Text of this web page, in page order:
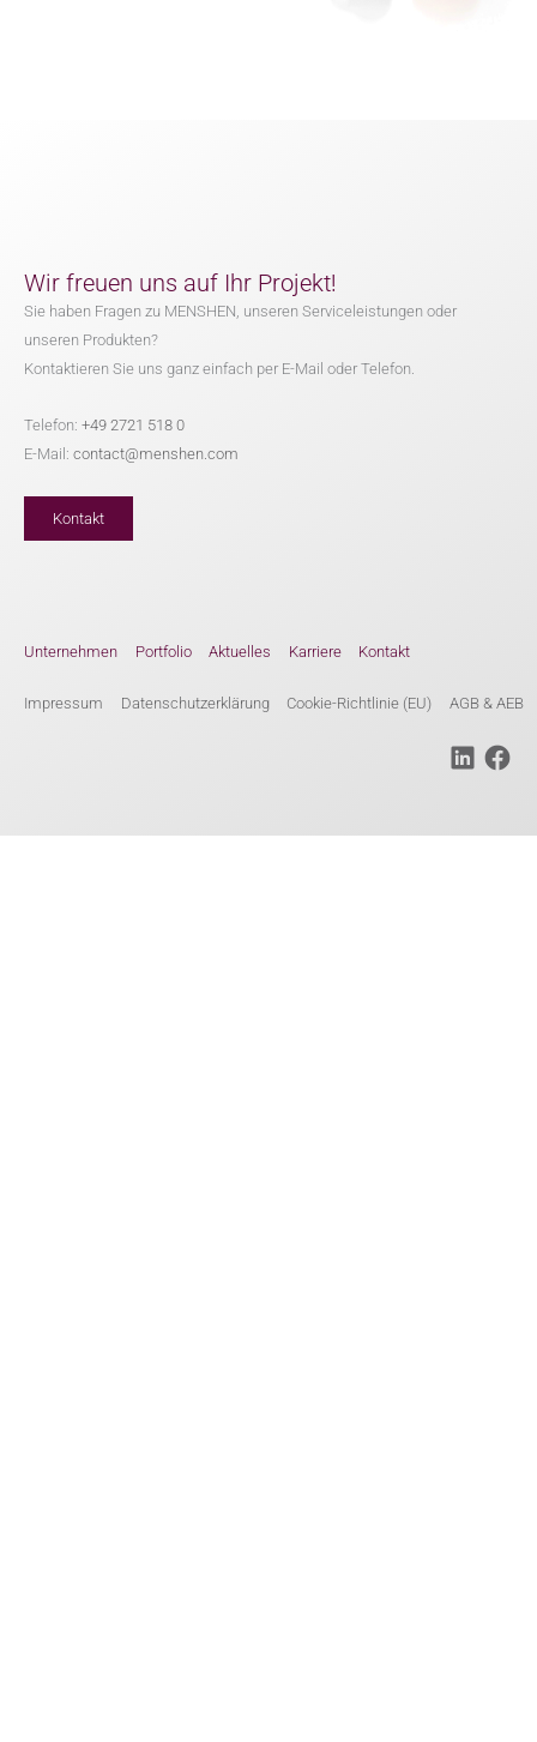
Wir freuen uns auf Ihr Projekt!
Sie haben Fragen zu MENSHEN, unseren Serviceleistungen oder
unseren Produkten?
Kontaktieren Sie uns ganz einfach per E-Mail oder Telefon.
Telefon: +49 2721 518 0
E-Mail: contact@menshen.com
Kontakt
Unternehmen Portfolio Aktuelles Karriere Kontakt
Impressum Datenschutzerklärung Cookie-Richtlinie (EU) AGB & AEB